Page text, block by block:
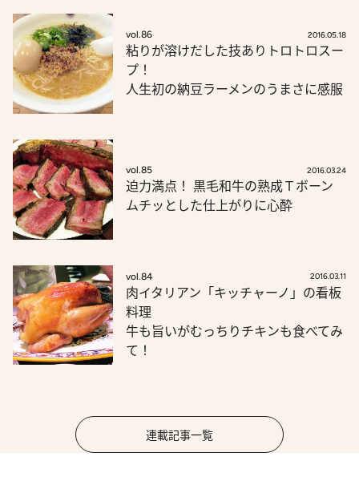
vol.86 2016.05.18
粘りが溶けだした技ありトロトロスー
プ！
人生初の納豆ラーメンのうまさに感服
vol.85 2016.03.24
迫力満点！ 黒毛和牛の熟成Ｔボーン
ムチッとした仕上がりに心酔
vol.84 2016.03.11
肉イタリアン「キッチャーノ」の看板
料理
牛も旨いがむっちりチキンも食べてみ
て！
連載記事一覧